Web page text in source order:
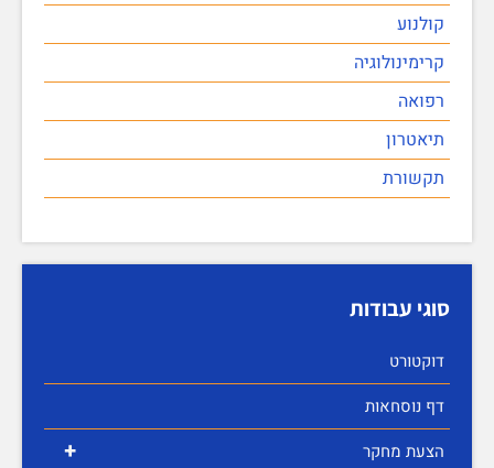
קולנוע
קרימינולוגיה
רפואה
תיאטרון
תקשורת
סוגי עבודות
דוקטורט
דף נוסחאות
+ הצעת מחקר